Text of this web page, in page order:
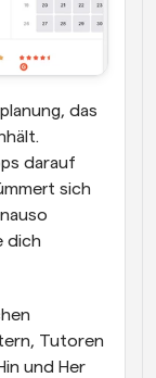
das
darauf
sich
dich
Tutoren
und Her